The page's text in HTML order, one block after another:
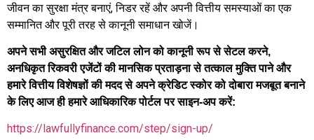
जीवन का सुरक्षा मंत्र बनाएं, निडर रहें और अपनी वित्तीय समस्याओं का एक
सम्मानित और पूरी तरह से कानूनी समाधान खोजें।
अपने सभी असुरक्षित और जटिल लोन को कानूनी रूप से सेटल करने,
अनधिकृत रिकवरी एजेंटों की मानसिक प्रताड़ना से तत्काल मुक्ति पाने और
हमारे वित्तीय विशेषज्ञों की मदद से अपने क्रेडिट स्कोर को दोबारा मजबूत बनाने
के लिए आज ही हमारे आधिकारिक पोर्टल पर साइन-अप करें:
https://lawfullyfinance.com/step/sign-up/